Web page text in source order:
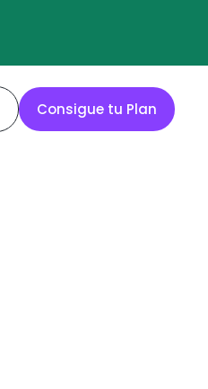
Consigue tu Plan